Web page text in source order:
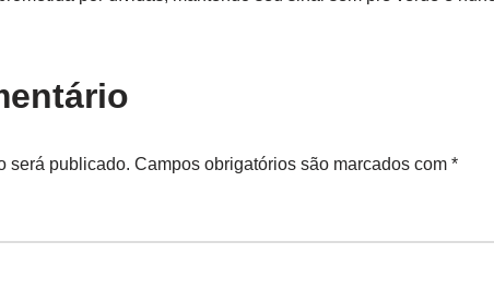
será publicado. Campos obrigatórios são marcados com *